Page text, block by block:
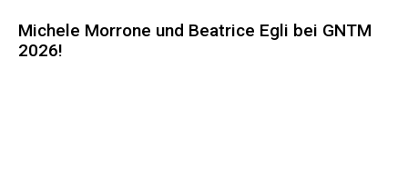
Michele Morrone und Beatrice Egli bei GNTM
2026!